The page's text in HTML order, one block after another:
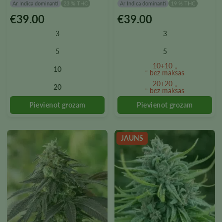
Ar Indica dominanti
23 % THC
€39.00
3
5
10
20
Šim
produkta
lapā
Ar Indica dominanti
19 % THC
€39.00
3
5
10+10 „
“ bez maksas
20+20 „
“ bez maksas
Šim
produkta
lapā
JAUNS